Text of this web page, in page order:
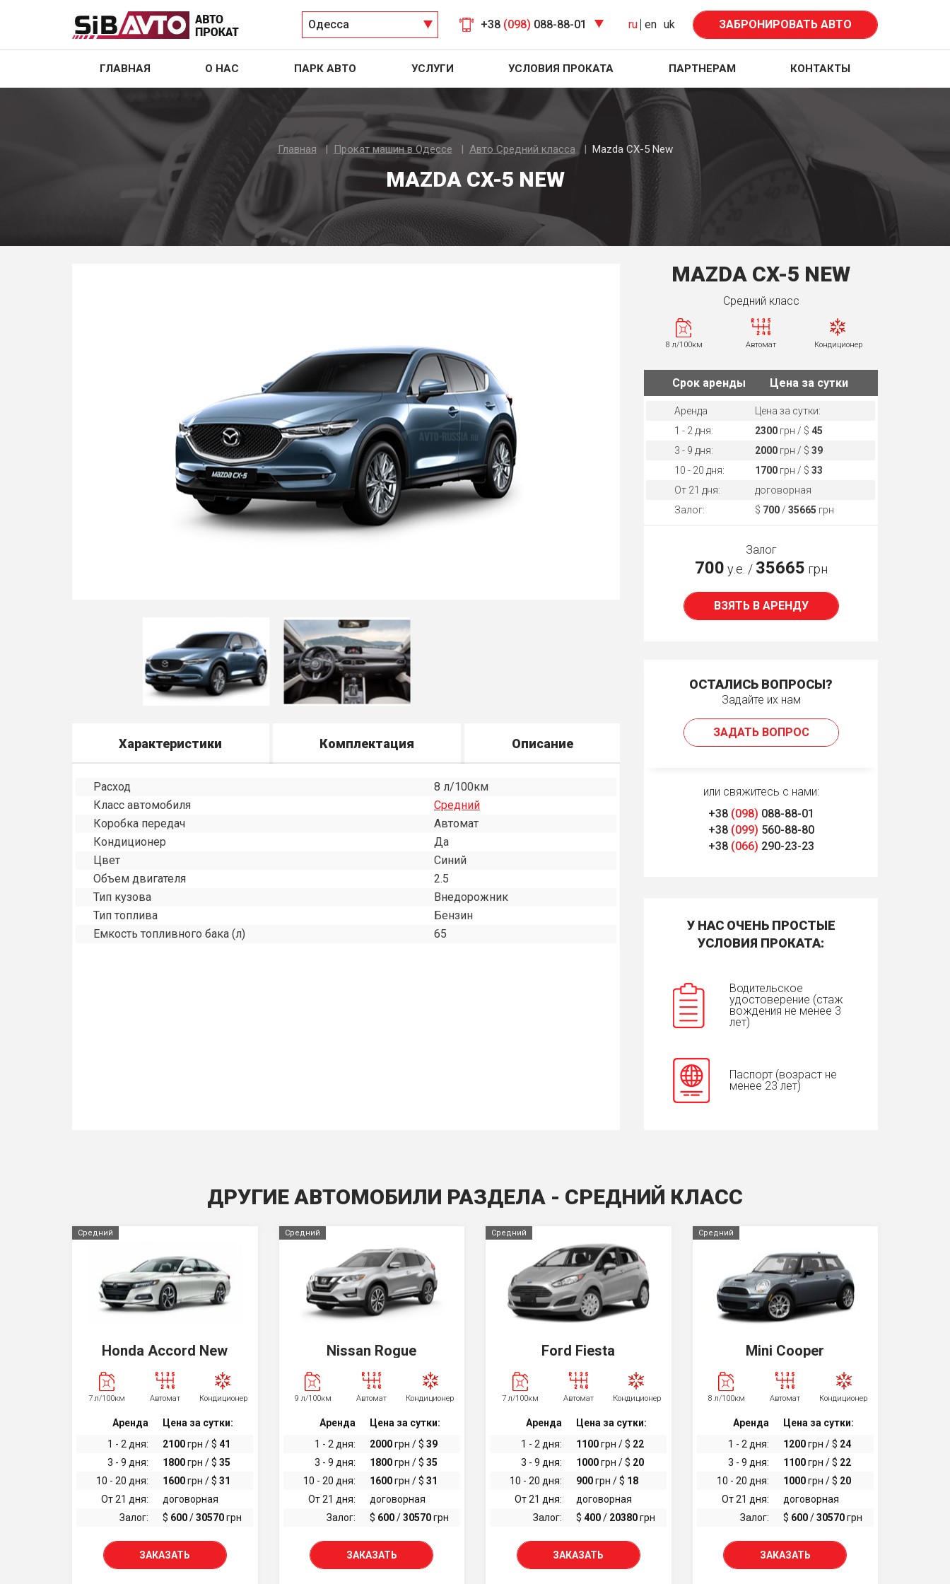
Одесса +38 (098) 088-88-01 ru en uk ЗАБРОНИРОВАТЬ АВТО
ГЛАВНАЯ О НАС ПАРК АВТО УСЛУГИ УСЛОВИЯ ПРОКАТА ПАРТНЕРАМ КОНТАКТЫ
Главная Прокат машин в Одессе Авто Средний класса Mazda CX-5 New
MAZDA CX-5 NEW
Характеристики Комплектация Описание
Расход
8 л/100км
Класс автомобиля
Средний
Коробка передач
Автомат
Кондиционер
Да
Цвет
Синий
Объем двигателя
2.5
Тип кузова
Внедорожник
Тип топлива
Бензин
Емкость топливного бака (л)
65
MAZDA CX-5 NEW
Средний класс
8 л/100км Автомат Кондиционер
Cрок аренды Цена за сутки
Аренда
Цена за сутки:
1 - 2 дня:
2300 грн / $45
3 - 9 дня:
2000 грн / $39
10 - 20 дня:
1700 грн / $33
От 21 дня:
договорная
Залог:
$ 700 /35665 грн
Залог
700 у.е. / 35665 грн
ВЗЯТЬ В АРЕНДУ
ОСТАЛИСЬ ВОПРОСЫ?
Задайте их нам
ЗАДАТЬ ВОПРОС
или свяжитесь с нами:
+38 (098) 088-88-01
+38 (099) 560-88-80
+38 (066) 290-23-23
У НАС ОЧЕНЬ ПРОСТЫЕ
УСЛОВИЯ ПРОКАТА:
Водительское
удостоверение (стаж
вождения не менее 3
лет)
Паспорт (возраст не
менее 23 лет)
ДРУГИЕ АВТОМОБИЛИ РАЗДЕЛА - СРЕДНИЙ КЛАСС
Средний
Honda Accord New
7 л/100км Автомат Кондиционер
Аренда
Цена за сутки:
1 - 2 дня:
2100грн / $ 41
3 - 9 дня:
1800грн / $ 35
10 - 20 дня:
1600грн / $ 31
От 21 дня:
договорная
Залог:
$ 600/30570грн
ЗАКАЗАТЬ
Средний
Nissan Rogue
9 л/100км Автомат Кондиционер
Аренда
Цена за сутки:
1 - 2 дня:
2000грн / $ 39
3 - 9 дня:
1800грн / $ 35
10 - 20 дня:
1600грн / $ 31
От 21 дня:
договорная
Залог:
$ 600/30570грн
ЗАКАЗАТЬ
Средний
Ford Fiesta
7 л/100км Автомат Кондиционер
Аренда
Цена за сутки:
1 - 2 дня:
1100грн / $ 22
3 - 9 дня:
1000грн / $ 20
10 - 20 дня:
900грн / $ 18
От 21 дня:
договорная
Залог:
$ 400/ 20380грн
ЗАКАЗАТЬ
Средний
Mini Cooper
8 л/100км Автомат Кондиционер
Аренда
Цена за сутки:
1 - 2 дня:
1200грн / $ 24
3 - 9 дня:
1100грн / $ 22
10 - 20 дня:
1000грн / $ 20
От 21 дня:
договорная
Залог:
$ 600/30570грн
ЗАКАЗАТЬ